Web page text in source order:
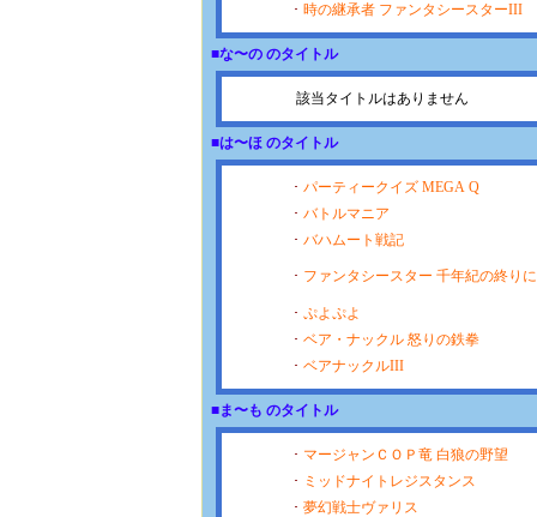
･ 時の継承者 ファンタシースターIII
■な〜の のタイトル
該当タイトルはありません
■は〜ほ のタイトル
･ パーティークイズ MEGA Q
･ バトルマニア
･ バハムート戦記
･ ファンタシースター 千年紀の終りに
･ ぷよぷよ
･ ベア・ナックル 怒りの鉄拳
･ ベアナックルIII
■ま〜も のタイトル
･ マージャンＣＯＰ竜 白狼の野望
･ ミッドナイトレジスタンス
･ 夢幻戦士ヴァリス